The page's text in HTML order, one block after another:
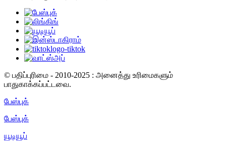
© பதிப்புரிமை - 2010-2025 : அனைத்து உரிமைகளும்
பாதுகாக்கப்பட்டவை.
பேஸ்புக்
பேஸ்புக்
யூடியூப்